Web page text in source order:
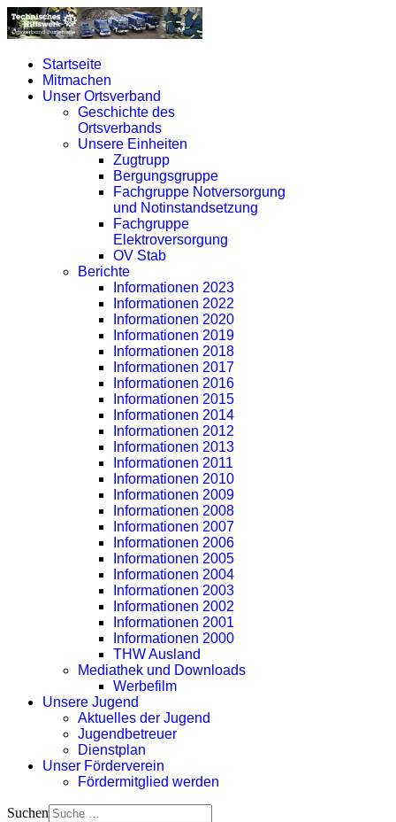
Startseite
Mitmachen
Unser Ortsverband
Geschichte des
Ortsverbands
Unsere Einheiten
Zugtrupp
Bergungsgruppe
Fachgruppe Notversorgung
und Notinstandsetzung
Fachgruppe
Elektroversorgung
OV Stab
Berichte
Informationen 2023
Informationen 2022
Informationen 2020
Informationen 2019
Informationen 2018
Informationen 2017
Informationen 2016
Informationen 2015
Informationen 2014
Informationen 2012
Informationen 2013
Informationen 2011
Informationen 2010
Informationen 2009
Informationen 2008
Informationen 2007
Informationen 2006
Informationen 2005
Informationen 2004
Informationen 2003
Informationen 2002
Informationen 2001
Informationen 2000
THW Ausland
Mediathek und Downloads
Werbefilm
Unsere Jugend
Aktuelles der Jugend
Jugendbetreuer
Dienstplan
Unser Förderverein
Fördermitglied werden
Suchen